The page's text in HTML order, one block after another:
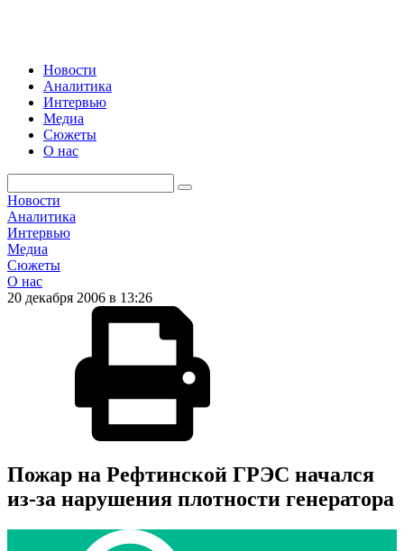
Новости
Аналитика
Интервью
Медиа
Сюжеты
О нас
Новости
Аналитика
Интервью
Медиа
Сюжеты
О нас
20 декабря 2006 в 13:26
Пожар на Рефтинской ГРЭС начался
из-за нарушения плотности генератора